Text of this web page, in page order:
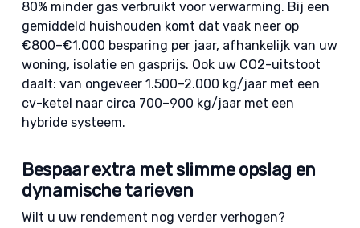
80% minder gas verbruikt voor verwarming. Bij een
gemiddeld huishouden komt dat vaak neer op
€800–€1.000 besparing per jaar, afhankelijk van uw
woning, isolatie en gasprijs. Ook uw CO2-uitstoot
daalt: van ongeveer 1.500–2.000 kg/jaar met een
cv-ketel naar circa 700–900 kg/jaar met een
hybride systeem.
Bespaar extra met slimme opslag en
dynamische tarieven
Wilt u uw rendement nog verder verhogen?